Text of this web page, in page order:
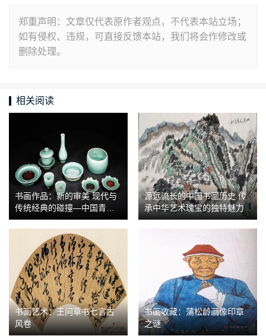
郑重声明：文章仅代表原作者观点，不代表本站立场；
如有侵权、违规，可直接反馈本站，我们将会作修改或
删除处理。
相关阅读
书画作品：新的审美 现代与
传统经典的碰撞—中国青瓷
全新的呈献
源远流长的中国书画历史 传
承中华艺术瑰宝的独特魅力
书画艺术：王问草书七言古
风卷
书画收藏：蒲松龄画像印章
之谜